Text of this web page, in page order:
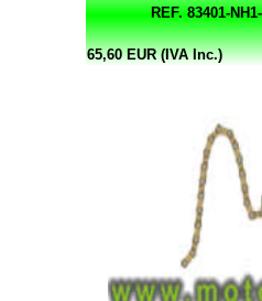
REF. 83401-
65,60 EUR (IVA Inc.)